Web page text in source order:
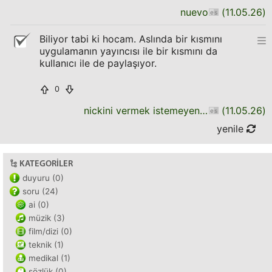
nuevo (11.05.26)
Biliyor tabi ki hocam. Aslında bir kısmını
uygulamanın yayıncısı ile bir kısmını da
kullanıcı ile de paylaşıyor.
0
nickini vermek istemeyen uye (11.05.26)
yenile
KATEGORILER
duyuru (0)
soru (24)
ai (0)
müzik (3)
film/dizi (0)
teknik (1)
medikal (1)